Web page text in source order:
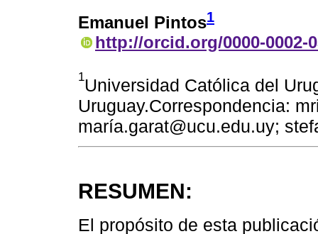
Emanuel Pintos1
http://orcid.org/0000-0002-
1Universidad Católica del
Uruguay.Correspondencia:
maría.garat@ucu.edu.uy;
RESUMEN:
El propósito de esta